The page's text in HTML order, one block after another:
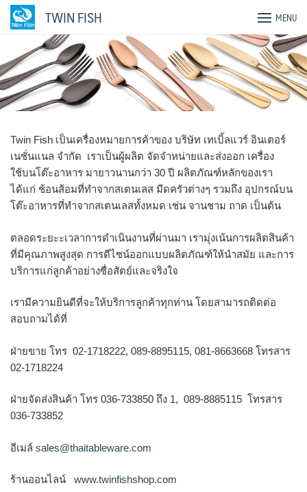
Skip
TWIN FISH MENU
Twin Fish เป็นเครื่องหมายการค้าของ บริษัท เทเบิ้ลแวร์ อินเตอร์
เนชั่นแนล จำกัด เราเป็นผู้ผลิต จัดจำหน่ายและส่งออก เครื่อง
ใช้บนโต๊ะอาหาร มายาวนานกว่า 30 ปี ผลิตภัณฑ์หลักของเรา
ได้แก่ ช้อนส้อมที่ทำจากสเตนเลส มีดครัวต่างๆ รวมถึง อุปกรณ์บน
โต๊ะอาหารที่ทำจากสเตนเลสทั้งหมด เช่น จานชาม ถาด เป็นต้น
ตลอดระยะะเวลาการดำเนินงานที่ผ่านมา เรามุ่งเน้นการผลิตสินค้า
ที่มีคุณภาพสูงสุด การดีไซน์ออกแบบผลิตภัณฑ์ให้นำสมัย และการ
บริการแก่ลูกค้าอย่างซื่อสัตย์และจริงใจ
เรามีความยินดีที่จะให้บริการลูกค้าทุกท่าน โดยสามารถติดต่อ
สอบถามได้ที่
ฝ่ายขาย โทร 02-1718222, 089-8895115, 081-8663668 โทรสาร
02-1718224
ฝ่ายจัดส่งสินค้า โทร 036-733850 ถึง 1, 089-8885115 โทรสาร
036-733852
อีเมล์ sales@thaitableware.com
ร้านออนไลน์ www.twinfishshop.com